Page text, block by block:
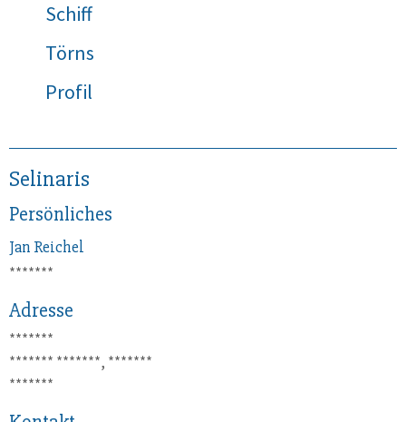
Schiff
Törns
Profil
Selinaris
Persönliches
Jan Reichel
*******
Adresse
*******
******* *******, *******
*******